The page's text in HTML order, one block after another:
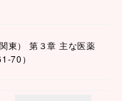
東） 第３章 主な医薬
70）